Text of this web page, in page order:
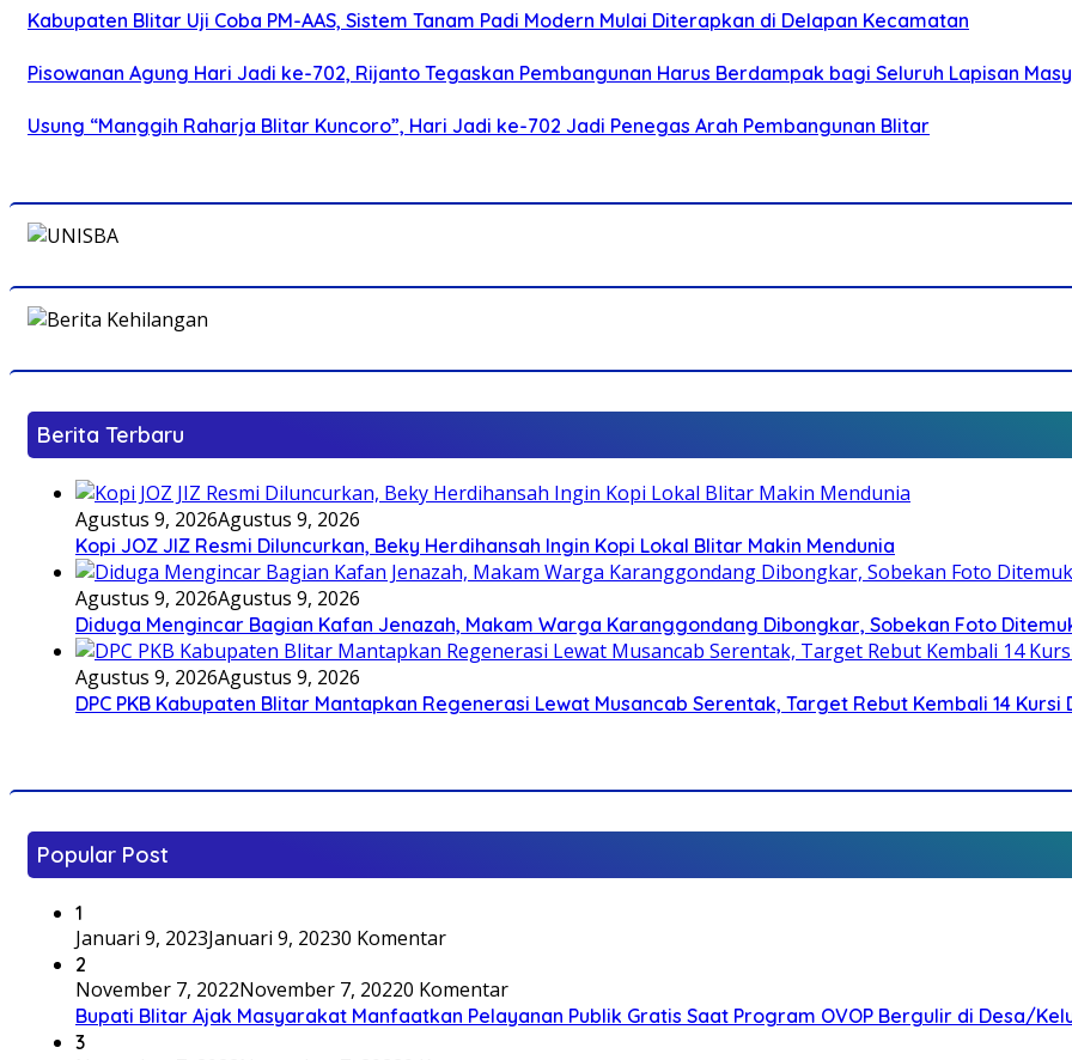
Kabupaten Blitar Uji Coba PM-AAS, Sistem Tanam Padi Modern Mulai Diterapkan di Delapan Kecamatan
Pisowanan Agung Hari Jadi ke-702, Rijanto Tegaskan Pembangunan Harus Berdampak bagi Seluruh Lapisan
Usung “Manggih Raharja Blitar Kuncoro”, Hari Jadi ke-702 Jadi Penegas Arah Pembangunan Blitar
Berita Terbaru
Agustus 9, 2026Agustus 9, 2026
Kopi JOZ JIZ Resmi Diluncurkan, Beky Herdihansah Ingin Kopi Lokal Blitar Makin Mendunia
Agustus 9, 2026Agustus 9, 2026
Diduga Mengincar Bagian Kafan Jenazah, Makam Warga Karanggondang Dibongkar, Sobekan Foto
Agustus 9, 2026Agustus 9, 2026
DPC PKB Kabupaten Blitar Mantapkan Regenerasi Lewat Musancab Serentak, Target Rebut Kembali 14 Kursi
Popular Post
1
Januari 9, 2023Januari 9, 20230 Komentar
2
November 7, 2022November 7, 20220 Komentar
Bupati Blitar Ajak Masyarakat Manfaatkan Pelayanan Publik Gratis Saat Program OVOP Bergulir di Desa/
3